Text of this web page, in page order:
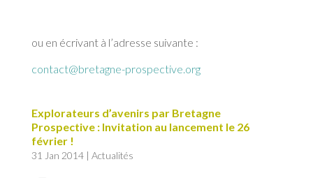
ou en écrivant à l’adresse suivante :
contact@bretagne-prospective.org
Explorateurs d’avenirs par Bretagne
Prospective : Invitation au lancement le 26
février !
31 Jan 2014| Actualités